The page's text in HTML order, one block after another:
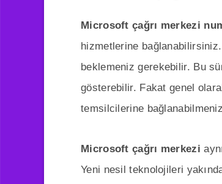
Microsoft çağrı merkezi
hizmetlerine
beklemeniz gerekebilir. Bu
gösterebilir. Fakat genel
temsilcilerine
Microsoft çağrı merkezi
Yeni nesil teknolojileri